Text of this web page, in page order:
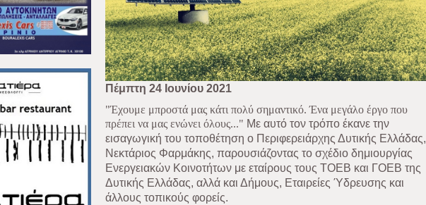
Πέμπτη 24 Ιουνίου 2021
"Έχουμε μπροστά μας κάτι πολύ σημαντικό. Ένα μεγάλο έργο που
πρέπει να μας ενώνει όλους..." Με αυτό τον τρόπο έκανε την
εισαγωγική του τοποθέτηση ο Περιφερειάρχης Δυτικής Ελλάδας,
Νεκτάριος Φαρμάκης, παρουσιάζοντας το σχέδιο δημιουργίας
Ενεργειακών Κοινοτήτων με εταίρους τους ΤΟΕΒ και ΓΟΕΒ της
Δυτικής Ελλάδας, αλλά και Δήμους, Εταιρείες Ύδρευσης και
άλλους τοπικούς φορείς.